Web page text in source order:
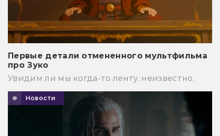
Первые детали отмененного мультфильма
про Зуко
Увидим ли мы когда-то ленту, неизвестно.
Новости